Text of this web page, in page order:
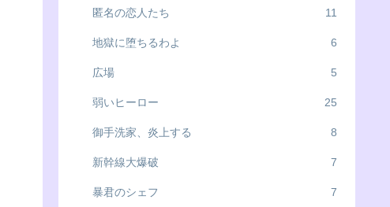
匿名の恋人たち 11
地獄に堕ちるわよ 6
広場 5
弱いヒーロー 25
御手洗家、炎上する 8
新幹線大爆破 7
暴君のシェフ 7